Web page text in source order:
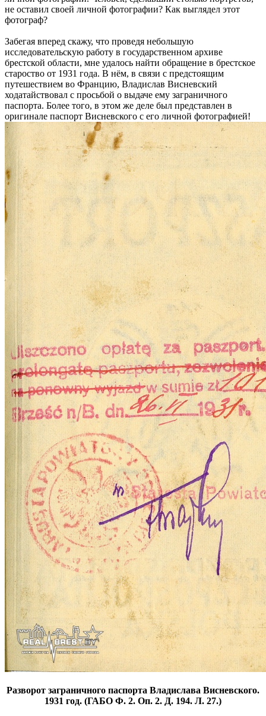
не оставил своей личной фотографии? Как выглядел этот
фотограф?
Забегая вперед скажу, что проведя небольшую
исследовательскую работу в государственном архиве
брестской области, мне удалось найти обращение в брестское
староство от 1931 года. В нём, в связи с предстоящим
путешествием во Францию, Владислав Висневский
ходатайствовал с просьбой о выдаче ему заграничного
паспорта. Более того, в этом же деле был представлен в
оригинале паспорт Висневского с его личной фотографией!
Разворот заграничного паспорта Владислава Висневского.
1931 год. (ГАБО Ф. 2. Оп. 2. Д. 194. Л. 27.)